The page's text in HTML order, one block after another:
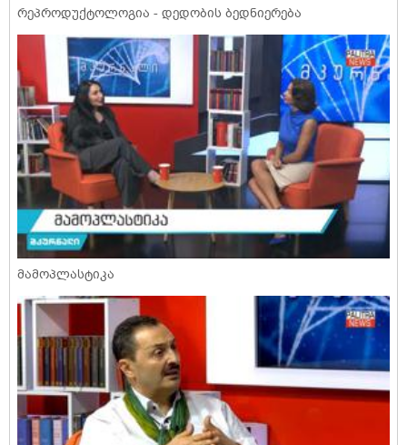
რეპროდუქტოლოგია - დედობის ბედნიერება
მამოპლასტიკა